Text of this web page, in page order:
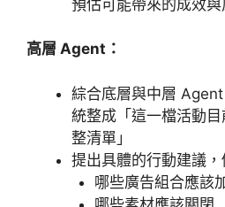
預估可能帶來的成效與
高層 Agent：
綜合底層與中層 Agent
統整成「這一檔活動
整清單」
提出具體的行動建議，
哪些廣告組合應該